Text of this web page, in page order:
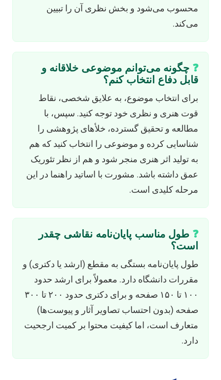
محسوب می‌شود و بخش نظری آن را تبیین
می‌کند.
چگونه می‌توانم موضوعی خلاقانه و
قابل دفاع انتخاب کنم؟
برای انتخاب موضوع، به علایق شخصی، نقاط
قوت هنری و نظری خود توجه کنید. سپس، با
مطالعه و تحقیق گسترده، خلأهای پژوهشی را
شناسایی کرده و موضوعی را انتخاب کنید که هم
به تولید اثر هنری منجر شود و هم از نظر تئوریک
عمق داشته باشد. مشورت با اساتید راهنما در این
مرحله کلیدی است.
طول مناسب پایان‌نامه نقاشی چقدر
است؟
طول پایان‌نامه بستگی به مقطع (ارشد یا دکتری) و
مقررات دانشگاه دارد. معمولاً برای ارشد حدود
۱۰۰ تا ۱۵۰ صفحه و برای دکتری حدود ۲۰۰ تا ۳۰۰
صفحه (بدون احتساب تصاویر آثار و پیوست‌ها)
متعارف است، اما کیفیت محتوا بر کمیت ارجحیت
دارد.